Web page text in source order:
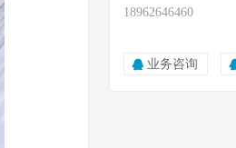
18962646460
业务咨询